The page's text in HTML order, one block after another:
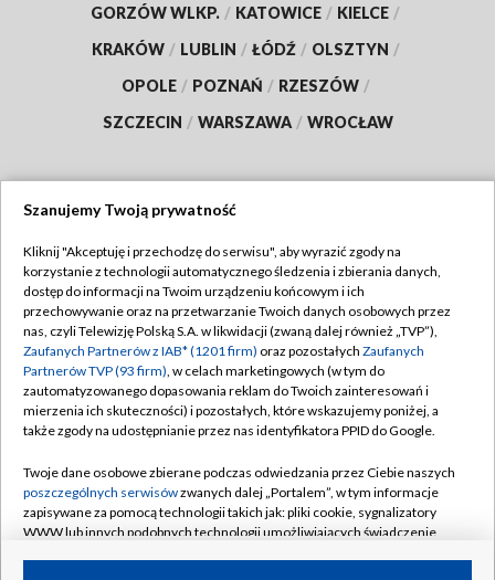
GORZÓW WLKP. / KATOWICE / KIELCE /
KRAKÓW / LUBLIN / ŁÓDŹ / OLSZTYN /
OPOLE / POZNAŃ / RZESZÓW /
SZCZECIN / WARSZAWA / WROCŁAW
TVP
Abonament TVP
Emisja w TVP
Centrum informacji TVP
Naziemna Telewizja Cyfrowa
Rada Programowa
System NOS
Informacje o nadawcy
Regulamin TVP
Polityka prywatności
Moje zgody
Pomoc
Kontakt
Kanały
Szanujemy Twoją prywatność
Kliknij "Akceptuję i przechodzę do serwisu", aby wyrazić zgody na
korzystanie z technologii automatycznego śledzenia i zbierania danych,
dostęp do informacji na Twoim urządzeniu końcowym i ich
przechowywanie oraz na przetwarzanie Twoich danych osobowych przez
nas, czyli Telewizję Polską S.A. w likwidacji (zwaną dalej również „TVP”),
Zaufanych Partnerów z IAB* (1201 firm) oraz pozostałych Zaufanych
Partnerów TVP (93 firm), w celach marketingowych (w tym do
zautomatyzowanego dopasowania reklam do Twoich zainteresowań i
mierzenia ich skuteczności) i pozostałych, które wskazujemy poniżej, a
także zgody na udostępnianie przez nas identyfikatora PPID do Google.
Twoje dane osobowe zbierane podczas odwiedzania przez Ciebie naszych
poszczególnych serwisówzwanych dalej „Portalem”, w tym informacje
zapisywane za pomocą technologii takich jak: pliki cookie, sygnalizatory
WWW lub innych podobnych technologii umożliwiających świadczenie